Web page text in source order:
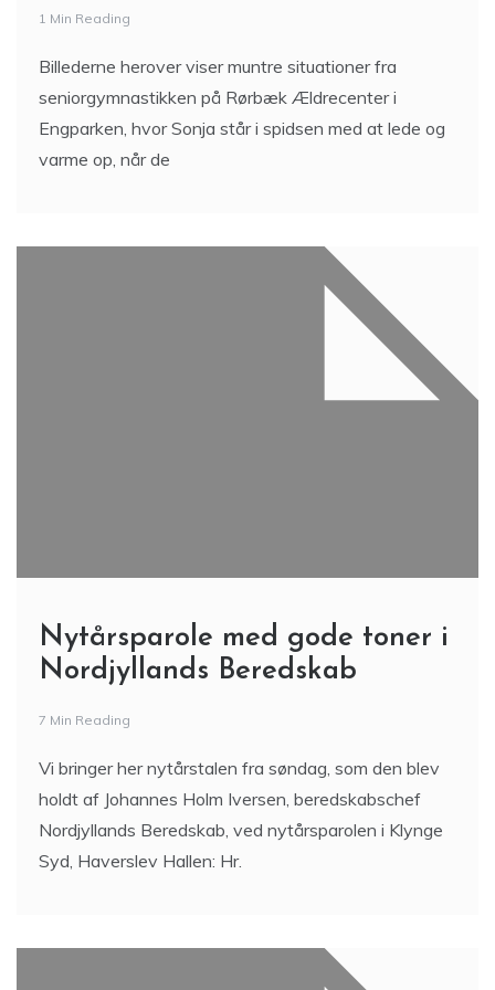
1 Min Reading
Billederne herover viser muntre situationer fra
seniorgymnastikken på Rørbæk Ældrecenter i
Engparken, hvor Sonja står i spidsen med at lede og
varme op, når de
Nytårsparole med gode toner i
Nordjyllands Beredskab
7 Min Reading
Vi bringer her nytårstalen fra søndag, som den blev
holdt af Johannes Holm Iversen, beredskabschef
Nordjyllands Beredskab, ved nytårsparolen i Klynge
Syd, Haverslev Hallen: Hr.